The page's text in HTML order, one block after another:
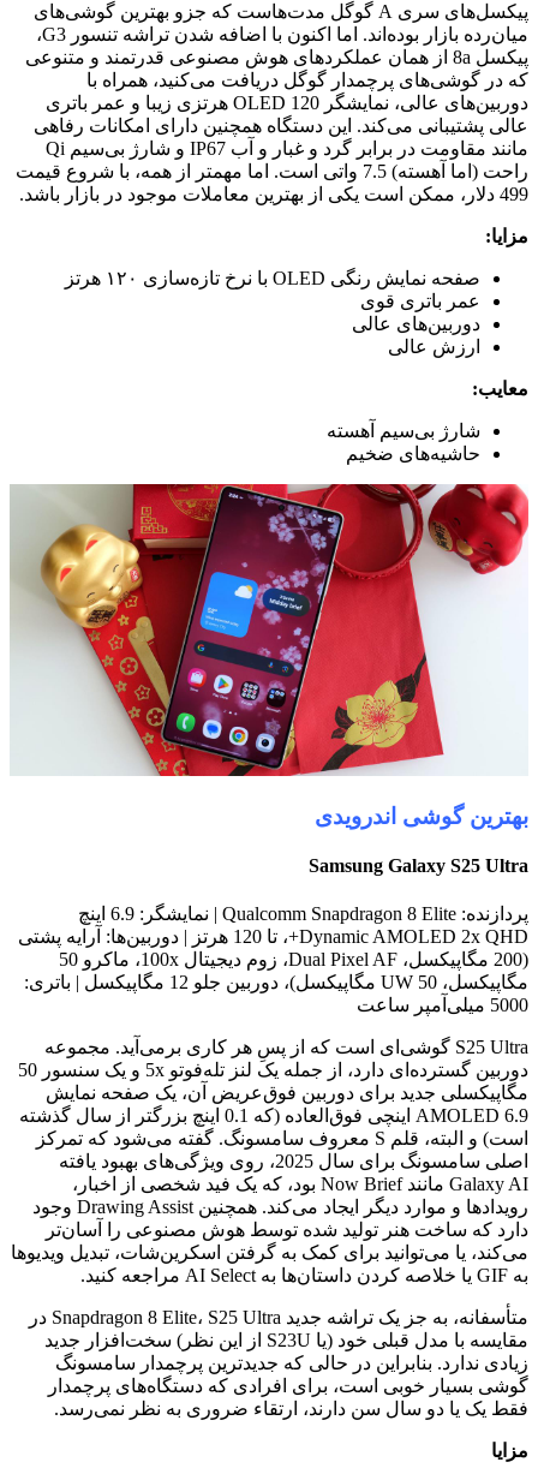
پیکسل‌های سری A گوگل مدت‌هاست که جزو بهترین گوشی‌های
میان‌رده بازار بوده‌اند. اما اکنون با اضافه شدن تراشه تنسور G3،
پیکسل 8a از همان عملکردهای هوش مصنوعی قدرتمند و متنوعی
که در گوشی‌های پرچمدار گوگل دریافت می‌کنید، همراه با
دوربین‌های عالی، نمایشگر OLED 120 هرتزی زیبا و عمر باتری
عالی پشتیبانی می‌کند. این دستگاه همچنین دارای امکانات رفاهی
مانند مقاومت در برابر گرد و غبار و آب IP67 و شارژ بی‌سیم Qi
راحت (اما آهسته) 7.5 واتی است. اما مهمتر از همه، با شروع قیمت
499 دلار، ممکن است یکی از بهترین معاملات موجود در بازار باشد.
مزایا:
صفحه نمایش رنگی OLED با نرخ تازه‌سازی ۱۲۰ هرتز
عمر باتری قوی
دوربین‌های عالی
ارزش عالی
معایب:
شارژ بی‌سیم آهسته
حاشیه‌های ضخیم
بهترین گوشی اندرویدی
Samsung Galaxy S25 Ultra
پردازنده: Qualcomm Snapdragon 8 Elite | نمایشگر: 6.9 اینچ
Dynamic AMOLED 2x QHD+، تا 120 هرتز | دوربین‌ها: آرایه پشتی
(200 مگاپیکسل، Dual Pixel AF، زوم دیجیتال 100x، ماکرو 50
مگاپیکسل، UW 50 مگاپیکسل)، دوربین جلو 12 مگاپیکسل | باتری:
5000 میلی‌آمپر ساعت
S25 Ultra گوشی‌ای است که از پسِ هر کاری برمی‌آید. مجموعه
دوربین گسترده‌ای دارد، از جمله یک لنز تله‌فوتو 5x و یک سنسور 50
مگاپیکسلی جدید برای دوربین فوق‌عریض آن، یک صفحه نمایش
AMOLED 6.9 اینچی فوق‌العاده (که 0.1 اینچ بزرگتر از سال گذشته
است) و البته، قلم S معروف سامسونگ. گفته می‌شود که تمرکز
اصلی سامسونگ برای سال 2025، روی ویژگی‌های بهبود یافته
Galaxy AI مانند Now Brief بود، که یک فید شخصی از اخبار،
رویدادها و موارد دیگر ایجاد می‌کند. همچنین Drawing Assist وجود
دارد که ساخت هنر تولید شده توسط هوش مصنوعی را آسان‌تر
می‌کند، یا می‌توانید برای کمک به گرفتن اسکرین‌شات، تبدیل ویدیوها
به GIF یا خلاصه کردن داستان‌ها به AI Select مراجعه کنید.
متأسفانه، به جز یک تراشه جدید Snapdragon 8 Elite، S25 Ultra در
مقایسه با مدل قبلی خود (یا S23U از این نظر) سخت‌افزار جدید
زیادی ندارد. بنابراین در حالی که جدیدترین پرچمدار سامسونگ
گوشی بسیار خوبی است، برای افرادی که دستگاه‌های پرچمدار
فقط یک یا دو سال سن دارند، ارتقاء ضروری به نظر نمی‌رسد.
مزایا